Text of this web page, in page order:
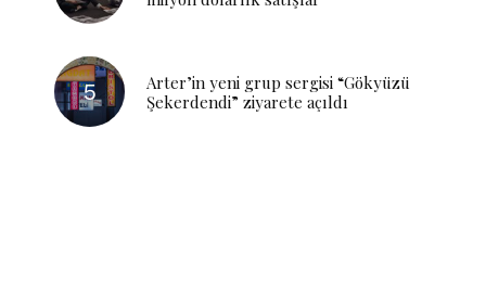
Arter’in yeni grup sergisi “Gökyüzü
Şekerdendi” ziyarete açıldı